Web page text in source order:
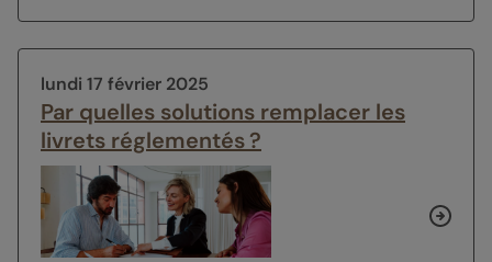
lundi 17 février 2025
Par quelles solutions remplacer les
livrets réglementés ?